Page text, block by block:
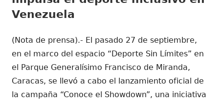
Venezuela
(Nota de prensa).- El pasado 27 de septiembre,
en el marco del espacio “Deporte Sin Límites” en
el Parque Generalísimo Francisco de Miranda,
Caracas, se llevó a cabo el lanzamiento oficial de
la campaña “Conoce el Showdown”, una iniciativa